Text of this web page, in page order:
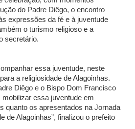
do Padre Diêgo, o encontro
expressões da fé e à juventude
o turismo religioso e a
secretário.
essa juventude, neste
a religiosidade de Alagoinhas.
Diêgo e o Bispo Dom Francisco
essa juventude em
quanto os apresentados na Jornada
de Alagoinhas”, finalizou o prefeito